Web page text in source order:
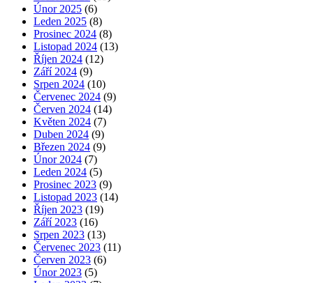
Únor 2025 (6)
Leden 2025 (8)
Prosinec 2024 (8)
Listopad 2024 (13)
Říjen 2024 (12)
Září 2024 (9)
Srpen 2024 (10)
Červenec 2024 (9)
Červen 2024 (14)
Květen 2024 (7)
Duben 2024 (9)
Březen 2024 (9)
Únor 2024 (7)
Leden 2024 (5)
Prosinec 2023 (9)
Listopad 2023 (14)
Říjen 2023 (19)
Září 2023 (16)
Srpen 2023 (13)
Červenec 2023 (11)
Červen 2023 (6)
Únor 2023 (5)